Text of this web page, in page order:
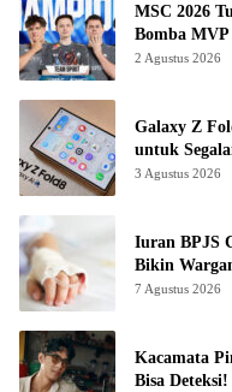
MSC 2026
Bomba MVP
2 Agustus 2026
Galaxy Z
untuk
3 Agustus 2026
Iuran BPJS
Bikin
7 Agustus 2026
Kacamata
Bisa Deteksi!